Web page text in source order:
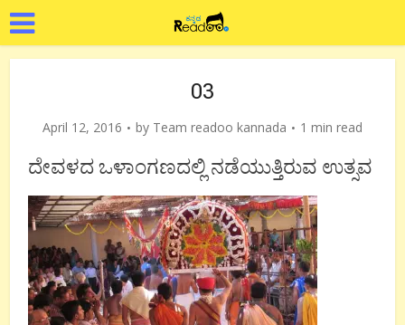
03
April 12, 2016 by Team readoo kannada 1 min read
ದೇವಳದ ಒಳಾಂಗಣದಲ್ಲಿ ನಡೆಯುತ್ತಿರುವ ಉತ್ಸವ